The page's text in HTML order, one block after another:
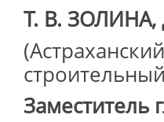
Т. В. ЗОЛИНА,
Заместитель